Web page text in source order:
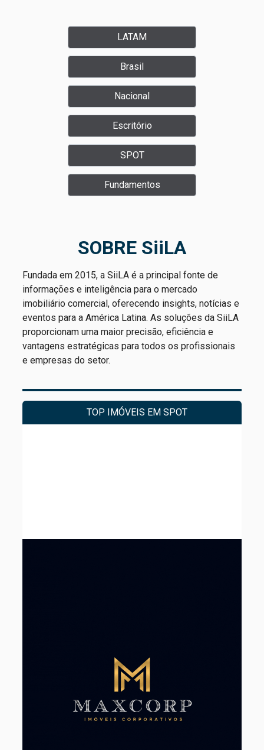
LATAM
Brasil
Nacional
Escritório
SPOT
Fundamentos
SOBRE SiiLA
Fundada em 2015, a SiiLA é a principal fonte de
informações e inteligência para o mercado
imobiliário comercial, oferecendo insights, notícias e
eventos para a América Latina. As soluções da SiiLA
proporcionam uma maior precisão, eficiência e
vantagens estratégicas para todos os profissionais
e empresas do setor.
TOP IMÓVEIS EM SPOT